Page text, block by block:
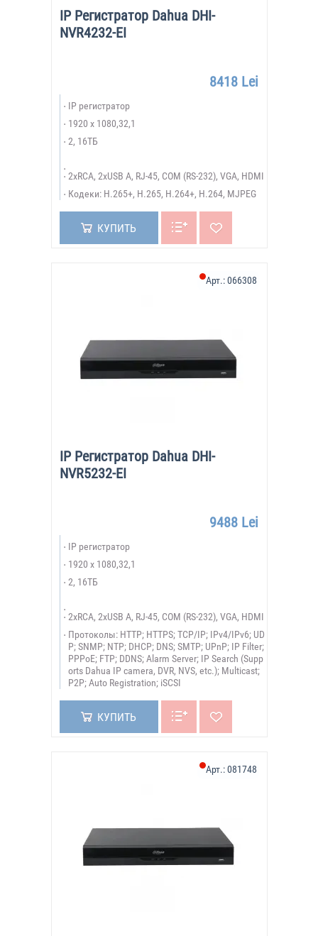
IP Регистратор Dahua DHI-
NVR4232-EI
8418 Lei
IP регистратор
1920 х 1080,32,1
2, 16ТБ
2xRCA, 2xUSB A, RJ-45, COM (RS-232), VGA, HDMI
Кодеки: H.265+, H.265, H.264+, H.264, MJPEG
КУПИТЬ
IP Регистратор Dahua DHI-
NVR5232-EI
Арт.:066308
9488 Lei
IP регистратор
1920 х 1080,32,1
2, 16ТБ
2xRCA, 2xUSB A, RJ-45, COM (RS-232), VGA, HDMI
Протоколы: HTTP; HTTPS; TCP/IP; IPv4/IPv6; UD
P; SNMP; NTP; DHCP; DNS; SMTP; UPnP; IP Filter;
PPPoE; FTP; DDNS; Alarm Server; IP Search (Supp
orts Dahua IP camera, DVR, NVS, etc.); Multicast;
P2P; Auto Registration; iSCSI
КУПИТЬ
Арт.:081748